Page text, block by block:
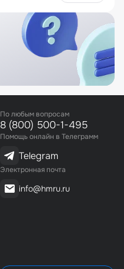
По любым вопросам
8 (800) 500-1-495
Помощь онлайн в Телеграмм
Telegram
Электронная почта
info@hmru.ru